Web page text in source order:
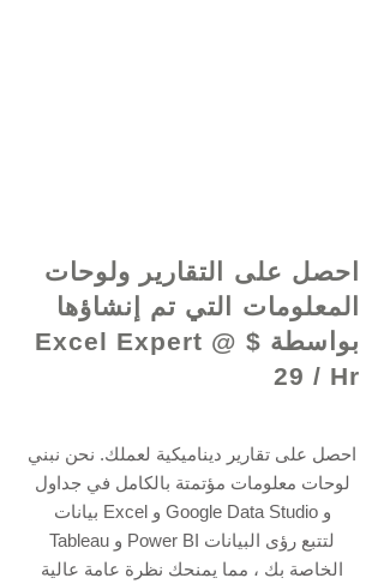
احصل على التقارير ولوحات
المعلومات التي تم إنشاؤها
بواسطة Excel Expert @ $
29 / Hr
احصل على تقارير ديناميكية لعملك. نحن نبني
لوحات معلومات مؤتمتة بالكامل في جداول
بيانات Excel و Google Data Studio و
Tableau و Power BI لتتبع رؤى البيانات
الخاصة بك ، مما يمنحك نظرة عامة عالية